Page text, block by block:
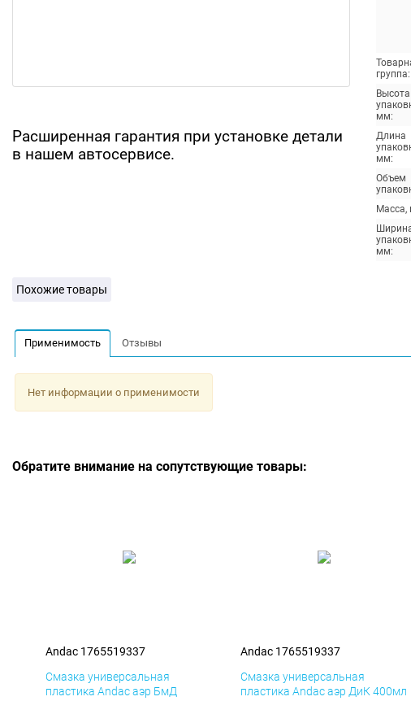
Расширенная гарантия при установке детали
в нашем автосервисе.
группа:
Высота
мм:
Длина
мм:
Объем
Масса,
мм:
Похожие товары
Применимость Отзывы
Нет информации о применимости
Обратите внимание на сопутствующие товары:
Andac 1765519337
Смазка универсальная
пластика Andac аэр БмД
Andac 1765519337
Смазка универсальная
пластика Andac аэр ДиК 400мл